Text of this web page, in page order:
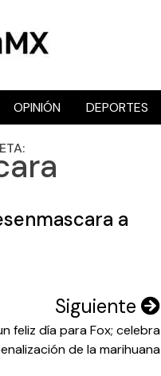
OPINIÓN DEPORTES
a
Siguiente
feliz día para Fox; celebra
de la marihuana